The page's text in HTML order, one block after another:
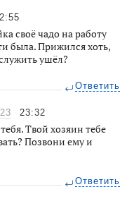
своё чадо на работу
была. Прижился хоть,
ушёл?
Ответить
23:32
Твой хозяин тебе
Позвони ему и
Ответить